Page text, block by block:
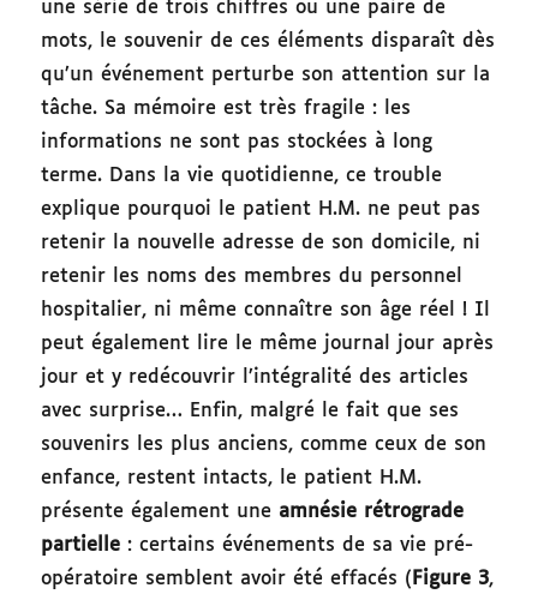
une série de trois chiffres ou une paire de
mots, le souvenir de ces éléments disparaît dès
qu’un événement perturbe son attention sur la
tâche. Sa mémoire est très fragile : les
informations ne sont pas stockées à long
terme. Dans la vie quotidienne, ce trouble
explique pourquoi le patient H.M. ne peut pas
retenir la nouvelle adresse de son domicile, ni
retenir les noms des membres du personnel
hospitalier, ni même connaître son âge réel ! Il
peut également lire le même journal jour après
jour et y redécouvrir l’intégralité des articles
avec surprise… Enfin, malgré le fait que ses
souvenirs les plus anciens, comme ceux de son
enfance, restent intacts, le patient H.M.
présente également une amnésie rétrograde
partielle : certains événements de sa vie pré-
opératoire semblent avoir été effacés ( Figure 3,